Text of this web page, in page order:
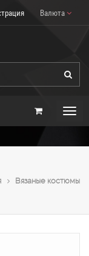
Валюта
Вязаные костюмы